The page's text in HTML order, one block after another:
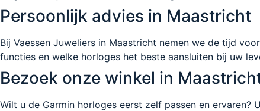
Persoonlijk advies in Maastricht
Bij Vaessen Juweliers in Maastricht nemen we de tijd
functies en welke horloges het beste aansluiten bij uw
Bezoek onze winkel in
Wilt u de Garmin horloges eerst zelf passen en